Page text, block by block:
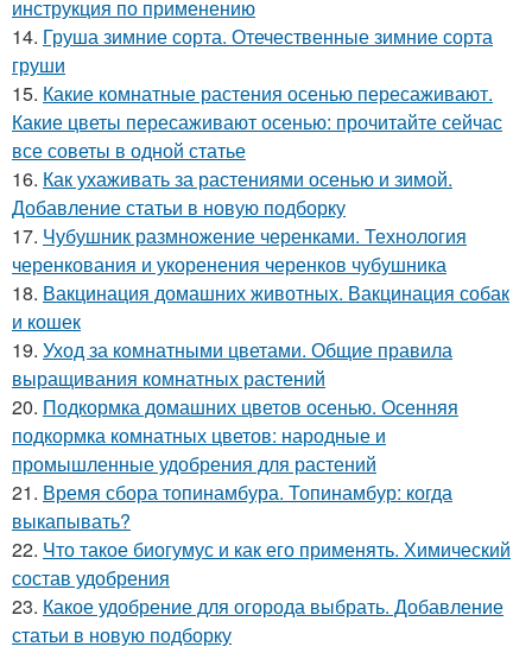
инструкция по применению
14. Груша зимние сорта. Отечественные зимние сорта
груши
15. Какие комнатные растения осенью пересаживают.
Какие цветы пересаживают осенью: прочитайте сейчас
все советы в одной статье
16. Как ухаживать за растениями осенью и зимой.
Добавление статьи в новую подборку
17. Чубушник размножение черенками. Технология
черенкования и укоренения черенков чубушника
18. Вакцинация домашних животных. Вакцинация собак
и кошек
19. Уход за комнатными цветами. Общие правила
выращивания комнатных растений
20. Подкормка домашних цветов осенью. Осенняя
подкормка комнатных цветов: народные и
промышленные удобрения для растений
21. Время сбора топинамбура. Топинамбур: когда
выкапывать?
22. Что такое биогумус и как его применять. Химический
состав удобрения
23. Какое удобрение для огорода выбрать. Добавление
статьи в новую подборку